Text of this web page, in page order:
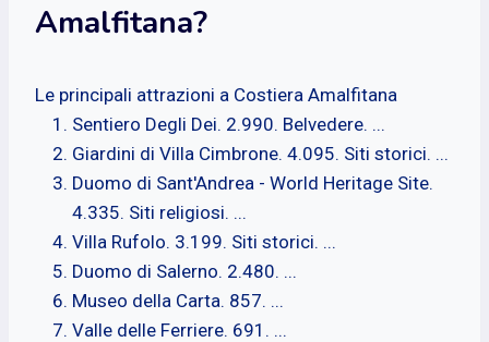
Amalfitana?
Le principali attrazioni a Costiera Amalfitana
Sentiero Degli Dei. 2.990. Belvedere. ...
Giardini di Villa Cimbrone. 4.095. Siti storici. ...
Duomo di Sant'Andrea - World Heritage Site.
4.335. Siti religiosi. ...
Villa Rufolo. 3.199. Siti storici. ...
Duomo di Salerno. 2.480. ...
Museo della Carta. 857. ...
Valle delle Ferriere. 691. ...